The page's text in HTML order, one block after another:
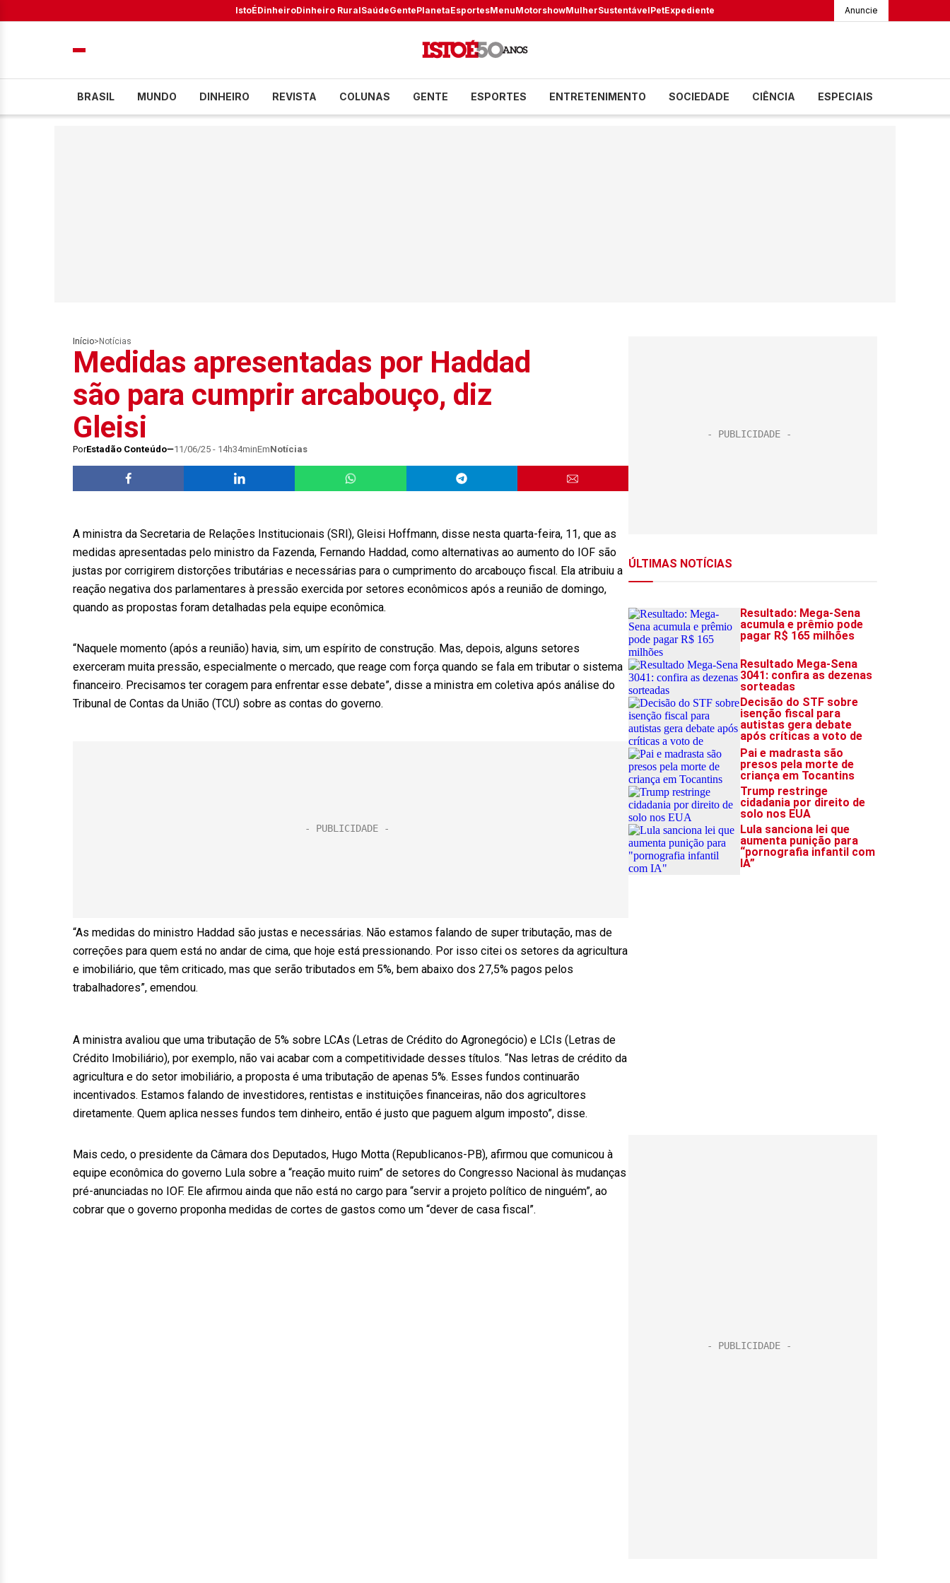
IstoÉDinheiroDinheiro RuralSaúdeGentePlanetaEsportesMenuMotorshowMulherSustentávelPetExpediente Anuncie
BRASIL MUNDO DINHEIRO REVISTA COLUNAS GENTE ESPORTES ENTRETENIMENTO SOCIEDADE CIÊNCIA ESPECIAIS
Início> Notícias
Medidas apresentadas por Haddad
são para cumprir arcabouço, diz
Gleisi
PorEstadão Conteúdo 11/06/25 - 14h34minEmNotícias
A ministra da Secretaria de Relações Institucionais (SRI), Gleisi Hoffmann, disse nesta quarta-feira, 11, que as
medidas apresentadas pelo ministro da Fazenda, Fernando Haddad, como alternativas ao aumento do IOF são
justas por corrigirem distorções tributárias e necessárias para o cumprimento do arcabouço fiscal. Ela atribuiu a
reação negativa dos parlamentares à pressão exercida por setores econômicos após a reunião de domingo,
quando as propostas foram detalhadas pela equipe econômica.
“Naquele momento (após a reunião) havia, sim, um espírito de construção. Mas, depois, alguns setores
exerceram muita pressão, especialmente o mercado, que reage com força quando se fala em tributar o sistema
financeiro. Precisamos ter coragem para enfrentar esse debate”, disse a ministra em coletiva após análise do
Tribunal de Contas da União (TCU) sobre as contas do governo.
“As medidas do ministro Haddad são justas e necessárias. Não estamos falando de super tributação, mas de
correções para quem está no andar de cima, que hoje está pressionando. Por isso citei os setores da agricultura
e imobiliário, que têm criticado, mas que serão tributados em 5%, bem abaixo dos 27,5% pagos pelos
trabalhadores”, emendou.
A ministra avaliou que uma tributação de 5% sobre LCAs (Letras de Crédito do Agronegócio) e LCIs (Letras de
Crédito Imobiliário), por exemplo, não vai acabar com a competitividade desses títulos. “Nas letras de crédito da
agricultura e do setor imobiliário, a proposta é uma tributação de apenas 5%. Esses fundos continuarão
incentivados. Estamos falando de investidores, rentistas e instituições financeiras, não dos agricultores
diretamente. Quem aplica nesses fundos tem dinheiro, então é justo que paguem algum imposto”, disse.
Mais cedo, o presidente da Câmara dos Deputados, Hugo Motta (Republicanos-PB), afirmou que comunicou à
equipe econômica do governo Lula sobre a “reação muito ruim” de setores do Congresso Nacional às mudanças
pré-anunciadas no IOF. Ele afirmou ainda que não está no cargo para “servir a projeto político de ninguém”, ao
cobrar que o governo proponha medidas de cortes de gastos como um “dever de casa fiscal”.